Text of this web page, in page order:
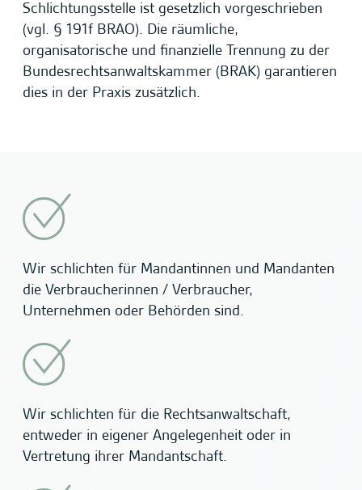
Schlichtungsstelle ist gesetzlich vorgeschrieben
(vgl. § 191f BRAO). Die räumliche,
organisatorische und finanzielle Trennung zu der
Bundesrechtsanwaltskammer (BRAK) garantieren
dies in der Praxis zusätzlich.
Wir schlichten für Mandantinnen und Mandanten
die Verbraucherinnen / Verbraucher,
Unternehmen oder Behörden sind.
Wir schlichten für die Rechtsanwaltschaft,
entweder in eigener Angelegenheit oder in
Vertretung ihrer Mandantschaft.